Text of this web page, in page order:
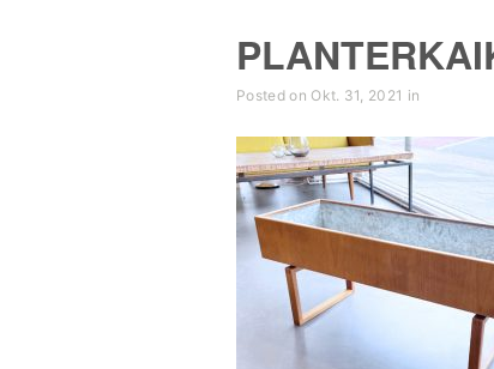
Posted on Okt. 31, 2021 in